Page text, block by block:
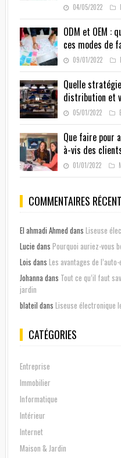
04/05/2022
ODM et OEM :
ces modes de
09/01/2022
Quelle
distribution et
05/01/2022
Que faire pour
à-vis des
01/01/2022
COMMENTAIRES
El ahmadi Ahmed dans Liseuse
Lucie dans Pourquoi auriez-vous
Lois dans Les avantages de
Johannadans Tout ce qu’il faut
jardin
blateil dans Liseuse électronique
CATÉGORIES
Entreprise
Immobilier
Informatique
Intérieur
Internet
Maison & Jardin